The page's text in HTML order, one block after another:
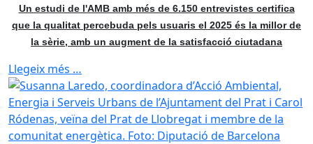
Un estudi de l'AMB amb més de 6.150 entrevistes certifica
que la qualitat percebuda pels usuaris el 2025 és la millor de
la sèrie, amb un augment de la satisfacció ciutadana
Llegeix més …